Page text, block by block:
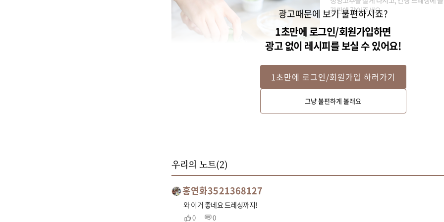
강판에 갈아주세요.
광고때문에 보기 불편하시죠?
1초만에 로그인/회원가입하면
광고 없이 레시피를 보실 수 있어요!
1초만에 로그인/회원가입 하러가기
그냥 불편하게 볼래요
우리의 노트(2)
홍연화3521368127
와 이거 좋네요 드레싱까지!
0 0